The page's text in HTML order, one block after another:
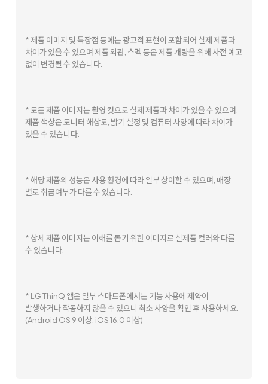
* 제품 이미지 및 특장점 등에는 광고적 표현이 포함되어 실제 제품과
차이가 있을 수 있으며 제품 외관, 스펙 등은 제품 개량을 위해 사전 예고
없이 변경될 수 있습니다.
* 모든 제품 이미지는 촬영 컷으로 실제 제품과 차이가 있을 수 있으며,
제품 색상은 모니터 해상도, 밝기 설정 및 컴퓨터 사양에 따라 차이가
있을 수 있습니다.
* 해당 제품의 성능은 사용 환경에 따라 일부 상이할 수 있으며, 매장
별로 취급여부가 다를 수 있습니다.
* 상세 제품 이미지는 이해를 돕기 위한 이미지로 실제품 컬러와 다를
수 있습니다.
* LG ThinQ 앱은 일부 스마트폰에서는 기능 사용에 제약이
발생하거나 작동하지 않을 수 있으니 최소 사양을 확인 후 사용하세요.
(Android OS 9 이상, iOS 16.0 이상)